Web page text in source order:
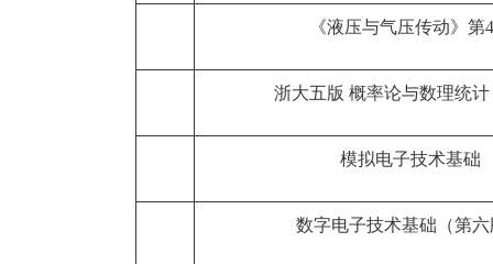
《液压与气压传动》第
浙大五版 概率论与数理统
模拟电子技术基础
数字电子技术基础（第